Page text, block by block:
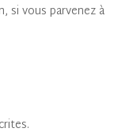
si vous parvenez à